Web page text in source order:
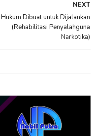
NEXT
Hukum Dibuat untuk Dijalankan
(Rehabilitasi Penyalahguna
Narkotika)